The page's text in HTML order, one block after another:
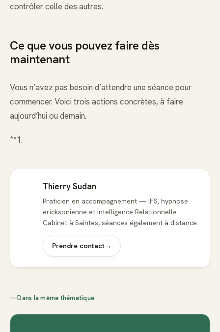
contrôler celle des autres.
Ce que vous pouvez faire dès
maintenant
Vous n’avez pas besoin d’attendre une séance pour
commencer. Voici trois actions concrètes, à faire
aujourd’hui ou demain.
**1.
Thierry Sudan
Praticien en accompagnement — IFS, hypnose
ericksonienne et Intelligence Relationnelle.
Cabinet à Saintes, séances également à distance.
Prendre contact→
—Dans la même thématique